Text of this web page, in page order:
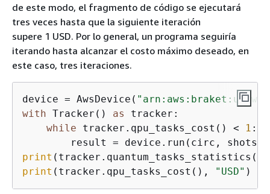
de este modo, el fragmento de código se ejecutará
tres veces hasta que la siguiente iteración
supere 1 USD. Por lo general, un programa seguiría
iterando hasta alcanzar el costo máximo deseado, en
este caso, tres iteraciones.
device = AwsDevice( "arn:aws:braket:us-
with Tracker() as
tracker:
while tracker.qpu_tasks_cost() < 1 :
        result = device.run(circ, shots=
print
print (tracker.qpu_tasks_cost(), "USD" )